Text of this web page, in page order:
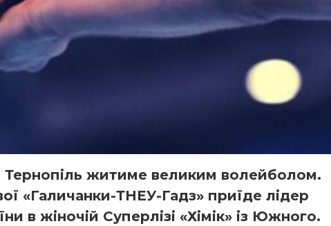
житиме великим волейболом.
«Галичанки-ТНЕУ-Гадз» приїде лідер
в жіночій Суперлізі «Хімік» із Южного.